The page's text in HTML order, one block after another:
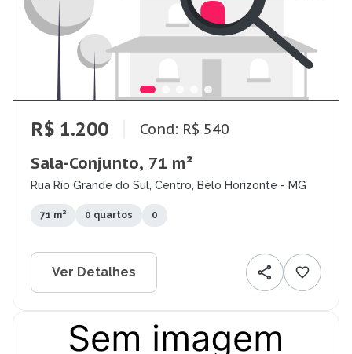
R$ 1.200 Cond: R$ 540
Sala-Conjunto, 71 m²
Rua Rio Grande do Sul, Centro, Belo Horizonte - MG
71 m² 0 quartos 0
Ver Detalhes